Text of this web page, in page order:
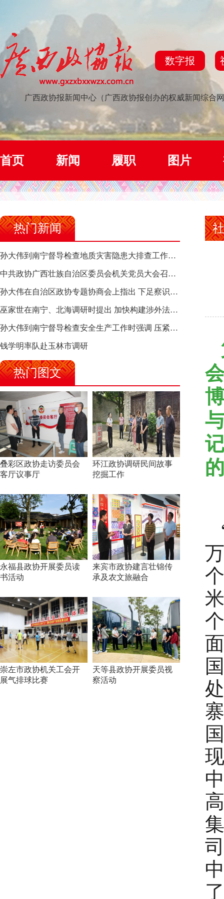
数字报
广西政协报新闻中心（广西政协报创办的权威新闻综合
首页 新闻 履职 图片
热门新闻
孙大伟到南宁督导检查地质灾害隐患大排查工作时强调 筑牢地质灾害安全防线 全力保障人民群众生命财产安全
中共政协广西壮族自治区委员会机关党员大会召开 选举产生新一届机关党委、机关纪委
孙大伟在自治区政协专题协商会上指出 下足察识谋督之功 恪尽服务大局之责 助推有色金属、关键金属产业高质量发展
巫家世在南宁、北海调研时提出 加快构建涉外法律供给集群 护航向海经济高质量发展
孙大伟到南宁督导检查安全生产工作时强调 压紧压实责任 狠抓隐患整治 坚决筑牢安全生产防线
钱学明率队赴玉林市调研
热门图文
叠彩区政协走访委员会
客厅议事厅
环江政协调研民间故事
挖掘工作
永福县政协开展委员读
书活动
来宾市政协建言壮锦传
承及农文旅融合
崇左市政协机关工会开
展气排球比赛
天等县政协开展委员视
察活动